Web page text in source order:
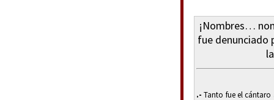
¡Nombres…
fue denunciado
.- Tanto fue el cántaro